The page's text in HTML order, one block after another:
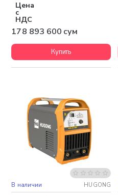
Цена
с
НДС
178 893 600 сум
Купить
Бесплатная доставка
В наличии HUGONG